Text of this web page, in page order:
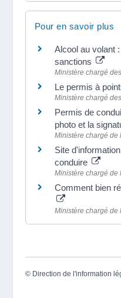
Pour en savoir plus
Alcool au volant
sanctions
Ministère chargé
Le permis à
Ministère chargé
Permis de
photo et la
Ministère chargé de
Site
conduire
Ministère chargé de
Comment bien
Ministère chargé de
© Direction de l'information